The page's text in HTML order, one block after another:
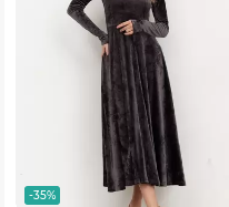
-35%